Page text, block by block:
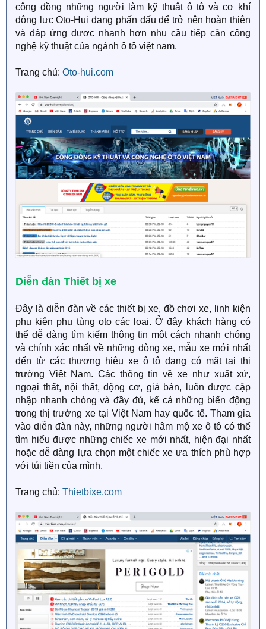
cộng đồng những người làm kỹ thuật ô tô và cơ khí
động lực Oto-Hui đang phấn đấu để trở nên hoàn thiện
và đáp ứng được nhanh hơn nhu cầu tiếp cận công
nghệ kỹ thuật của ngành ô tô việt nam.
Trang chủ: Oto-hui.com
Diễn đàn Thiết bị xe
Đây là diễn đàn về các thiết bị xe, đồ chơi xe, linh kiện
phụ kiện phụ tùng oto các loại. Ở đây khách hàng có
thể dễ dàng tìm kiếm thông tin một cách nhanh chóng
và chính xác nhất về những dòng xe, mẫu xe mới nhất
đến từ các thương hiệu xe ô tô đang có mặt tại thị
trường Việt Nam. Các thông tin về xe như xuất xứ,
ngoại thất, nội thất, động cơ, giá bán, luôn được cập
nhập nhanh chóng và đầy đủ, kể cả những biến động
trong thị trường xe tại Việt Nam hay quốc tế. Tham gia
vào diễn đàn này, những người hâm mộ xe ô tô có thể
tìm hiểu được những chiếc xe mới nhất, hiện đại nhất
hoặc dễ dàng lựa chọn một chiếc xe ưa thích phù hợp
với túi tiền của mình.
Trang chủ: Thietbixe.com